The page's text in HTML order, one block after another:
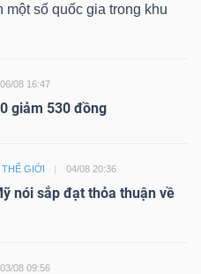
số quốc gia trong khu
06/08 16:47
giảm 530 đồng
GIỚI 04/08 20:36
nói sắp đạt thỏa thuận về
03/08 09:56